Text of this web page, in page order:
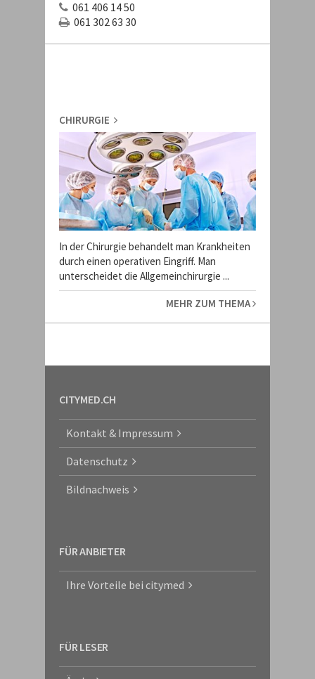
061 406 14 50
061 302 63 30
CHIRURGIE
In der Chirurgie behandelt man Krankheiten
durch einen operativen Eingriff. Man
unterscheidet die Allgemeinchirurgie ...
MEHR ZUM THEMA
CITYMED.CH
Kontakt & Impressum
Datenschutz
Bildnachweis
FÜR ANBIETER
Ihre Vorteile bei citymed
FÜR LESER